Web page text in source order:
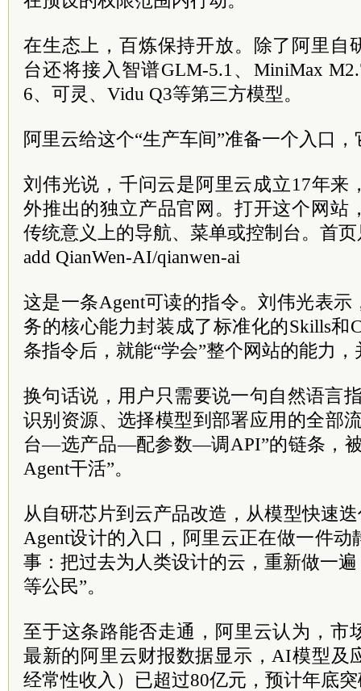
在生态上，百炼保持开放。除了阿里自
台还将接入智谱GLM-5.1、MiniMax
6、可灵、Vidu Q3等第三方模型。
阿里云给这个“生产车间”准备一个入口，
刘伟光说，千问云是阿里云成立17年来
外推出的独立产品官网。打开这个网站
传统意义上的导航、菜单或控制台。首
add QianWen-AI/qianwen-ai
这是一条Agent可读的指令。刘伟光表
务的核心能力封装成了标准化的Skills和
条指令后，就能“学会”整个网站的能力
换句话说，用户只需要说一句自然语言
识别资源、选择模型到部署应用的全部
台—选产品—配参数—调API”的链条，
Agent干活”。
从自研芯片到云产品改造，从模型快速
Agent设计的入口，阿里云正在做一件
事：把过去为人类设计的云，重新做一
等公民”。
至于这条路能否走通，阿里云认为，市
最新的阿里云财报数据显示，AI模型及
经常性收入）已超过80亿元，预计年底